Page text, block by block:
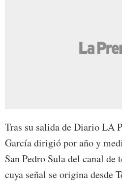
Tras su salida de Diario LA
García dirigió por año y
San Pedro Sula del canal
cuya señal se origina desde